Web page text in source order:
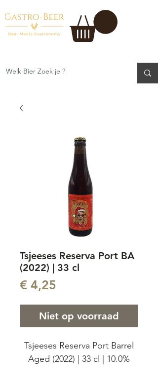
Tsjeeses Reserva Port BA
(2022) | 33 cl
€ 4,25
Niet op voorraad
Tsjeeses Reserva Port Barrel
Aged (2022) | 33 cl | 10.0%